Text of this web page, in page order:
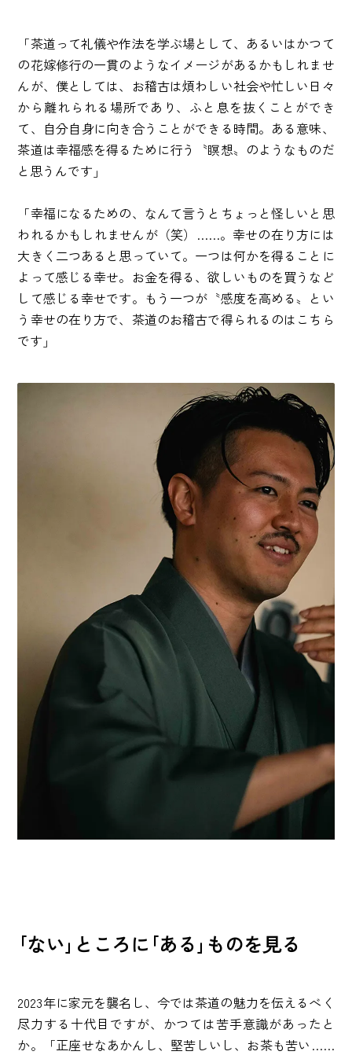
「茶道って礼儀や作法を学ぶ場として、あるいはかつて
の花嫁修行の一貫のようなイメージがあるかもしれませ
んが、僕としては、お稽古は煩わしい社会や忙しい日々
から離れられる場所であり、ふと息を抜くことができ
て、自分自身に向き合うことができる時間。ある意味、
茶道は幸福感を得るために行う〝瞑想〟のようなものだ
と思うんです」
「幸福になるための、なんて言うとちょっと怪しいと思
われるかもしれませんが（笑）……。幸せの在り方には
大きく二つあると思っていて。一つは何かを得ることに
よって感じる幸せ。お金を得る、欲しいものを買うなど
して感じる幸せです。もう一つが〝感度を高める〟とい
う幸せの在り方で、茶道のお稽古で得られるのはこちら
です」
｢ない｣ところに｢ある｣ものを見る
2023年に家元を襲名し、今では茶道の魅力を伝えるべく
尽力する十代目ですが、かつては苦手意識があったと
か。「正座せなあかんし、堅苦しいし、お茶も苦い……